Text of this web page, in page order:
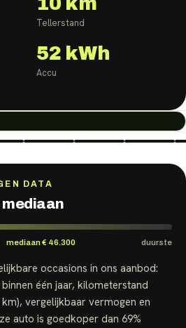
Tellerstand
52 kWh
Accu
DATA
mediaan
mediaan€ 46.300 duurste
occasions in ons aanbod:
één jaar, kilometerstand
km), vergelijkbaar vermogen en
auto is goedkoper dan 69%